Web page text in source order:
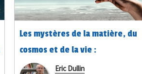
Les mystères de la matière, du
cosmos et de la vie :
interrogations sur leurs
Eric Dullin